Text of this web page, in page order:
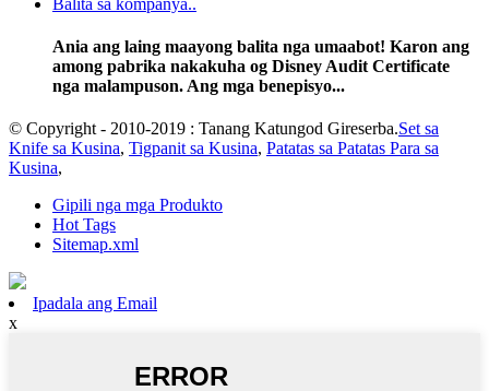
Ania ang laing maayong balita nga umaabot! Karon ang
among pabrika nakakuha og Disney Audit Certificate
nga malampuson. Ang mga benepisyo...
© Copyright - 2010-2019 : Tanang Katungod Gireserba.Set sa
Knife sa Kusina, Tigpanit sa Kusina, Patatas sa Patatas Para sa
Kusina,
Gipili nga mga Produkto
Hot Tags
Sitemap.xml
Ipadala ang Email
x